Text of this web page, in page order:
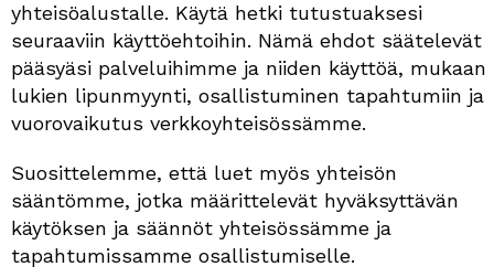
yhteisöalustalle. Käytä hetki tutustuaksesi
seuraaviin käyttöehtoihin. Nämä ehdot säätelevät
pääsyäsi palveluihimme ja niiden käyttöä, mukaan
lukien lipunmyynti, osallistuminen tapahtumiin ja
vuorovaikutus verkkoyhteisössämme.
Suosittelemme, että luet myös yhteisön
sääntömme, jotka määrittelevät hyväksyttävän
käytöksen ja säännöt yhteisössämme ja
tapahtumissamme osallistumiselle.